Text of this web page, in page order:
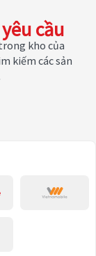
cầu
kho của
kiếm các sản